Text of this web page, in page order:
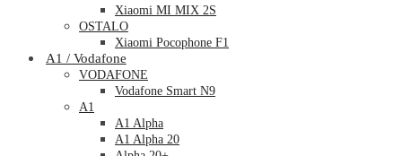
Xiaomi MI MIX 2S
OSTALO
Xiaomi Pocophone F1
A1 / Vodafone
VODAFONE
Vodafone Smart N9
A1
A1 Alpha
A1 Alpha 20